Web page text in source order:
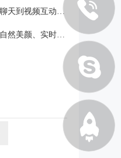
社交APP美颜SDK升级指南：从聊天到视频互动的自然美颜与低延迟方案
短视频APP美颜SDK方案：通过自然美颜、实时渲染提升内容质感